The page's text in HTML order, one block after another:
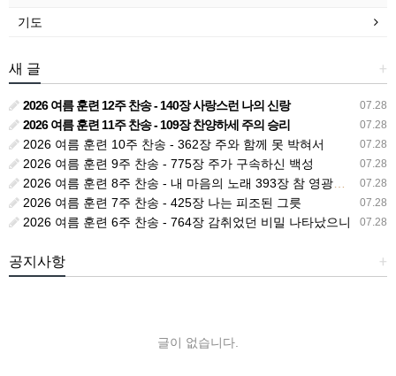
기도
+
새 글
07.28
2026 여름 훈련 12주 찬송 - 140장 사랑스런 나의 신랑
07.28
2026 여름 훈련 11주 찬송 - 109장 찬양하세 주의 승리
07.28
2026 여름 훈련 10주 찬송 - 362장 주와 함께 못 박혀서
07.28
2026 여름 훈련 9주 찬송 - 775장 주가 구속하신 백성
07.28
2026 여름 훈련 8주 찬송 - 내 마음의 노래 393장 참 영광스런 우리 왕
07.28
2026 여름 훈련 7주 찬송 - 425장 나는 피조된 그릇
07.28
2026 여름 훈련 6주 찬송 - 764장 감취었던 비밀 나타났으니
+
공지사항
글이 없습니다.